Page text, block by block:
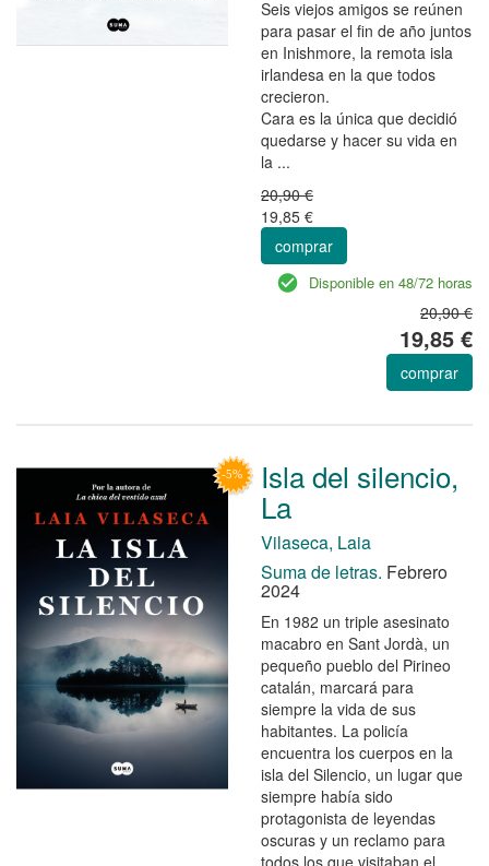
Seis viejos amigos se reúnen
para pasar el fin de año juntos
en Inishmore, la remota isla
irlandesa en la que todos
crecieron.
Cara es la única que decidió
quedarse y hacer su vida en
la ...
20,90 €
19,85 €
comprar
Disponible en 48/72 horas
20,90 €
19,85 €
comprar
Isla del silencio,
La
Vilaseca, Laia
Suma de letras. Febrero
2024
En 1982 un triple asesinato
macabro en Sant Jordà, un
pequeño pueblo del Pirineo
catalán, marcará para
siempre la vida de sus
habitantes. La policía
encuentra los cuerpos en la
isla del Silencio, un lugar que
siempre había sido
protagonista de leyendas
oscuras y un reclamo para
todos los que visitaban el